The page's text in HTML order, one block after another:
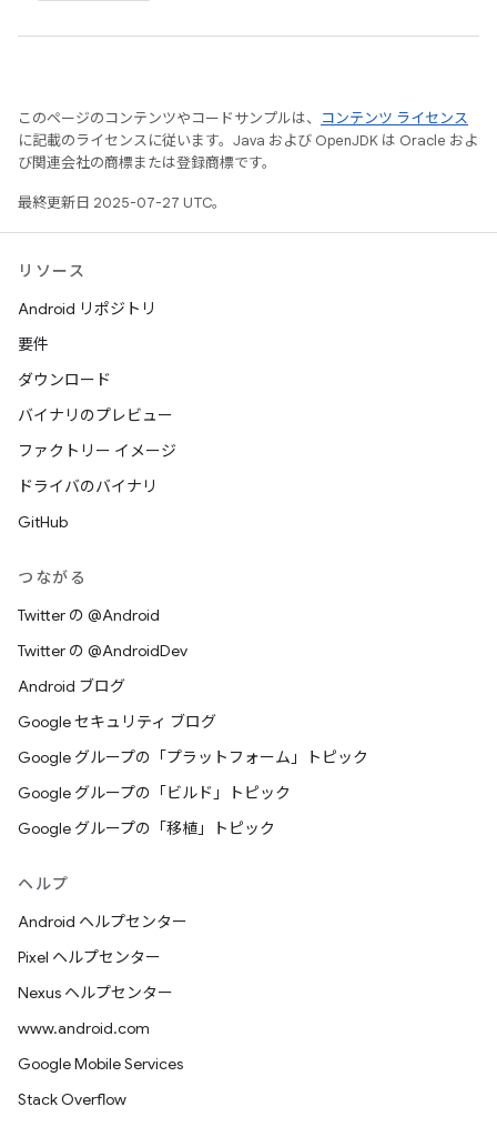
このページのコンテンツやコードサンプルは、
コンテンツ ライセンス
に記載のライセンスに従います。Java および OpenJDK は Oracle およ
び関連会社の商標または登録商標です。
最終更新日 2025-07-27 UTC。
リソース
Android リポジトリ
要件
ダウンロード
バイナリのプレビュー
ファクトリー イメージ
ドライバのバイナリ
GitHub
つながる
Twitter の @Android
Twitter の @AndroidDev
Android ブログ
Google セキュリティ ブログ
Google グループの「プラットフォーム」トピック
Google グループの「ビルド」トピック
Google グループの「移植」トピック
ヘルプ
Android ヘルプセンター
Pixel ヘルプセンター
Nexus ヘルプセンター
www.android.com
Google Mobile Services
Stack Overflow